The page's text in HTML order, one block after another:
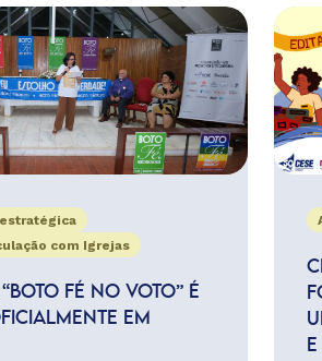
com Igrejas
FÉ NO VOTO” É
EM